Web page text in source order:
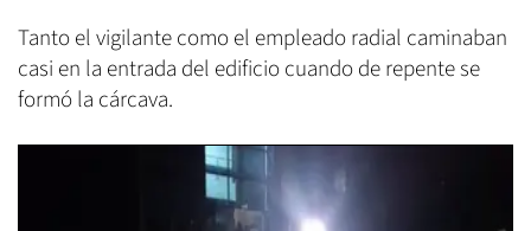
Tanto el vigilante como el empleado radial caminaban
casi en la entrada del edificio cuando de repente se
formó la cárcava.